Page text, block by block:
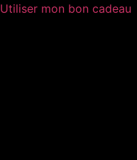
Utiliser mon bon cadeau